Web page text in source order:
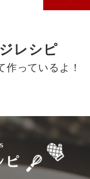
レシピ
っているよ！